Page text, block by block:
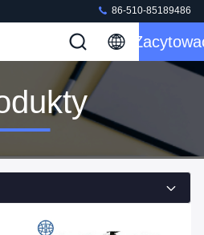
86-510-85189486